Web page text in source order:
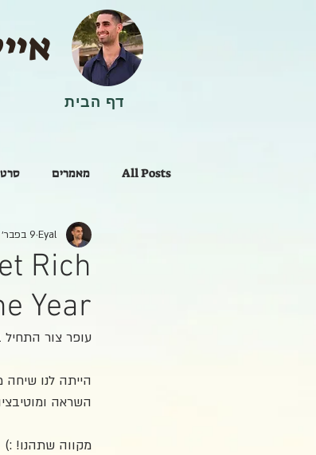
דף הבית
All Posts מאמרים
ריפוי וטיפול
Rich
Year?
Eyal 9 בפבר׳ 2021
עופר צור התחיל
הייתה לנו
השראה
מקווה שתהנו! :)